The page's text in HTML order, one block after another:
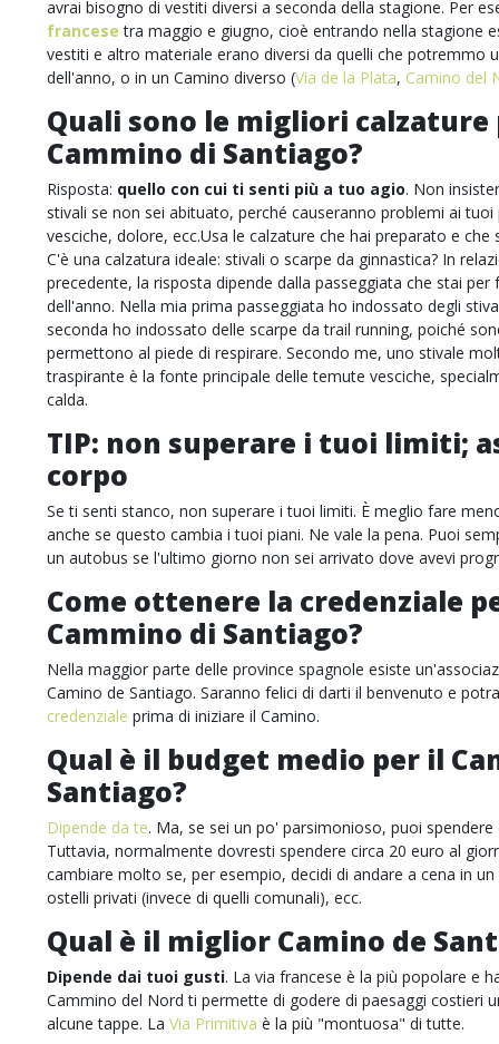
avrai bisogno di vestiti diversi a seconda della stagione. Per
francese tra maggio e giugno, cioè entrando nella stagione
vestiti e altro materiale erano diversi da quelli che potremmo
dell'anno, o in un Camino diverso (Via de la Plata, Camino del
Quali sono le migliori
Cammino di Santiago?
Risposta: quello con cui ti senti più a tuo agio. Non
stivali se non sei abituato, perché causeranno problemi ai
vesciche, dolore, ecc.Usa le calzature che hai preparato e
C'è una calzatura ideale: stivali o scarpe da ginnastica? In
precedente, la risposta dipende dalla passeggiata che stai per
dell'anno. Nella mia prima passeggiata ho indossato degli
seconda ho indossato delle scarpe da trail running, poiché
permettono al piede di respirare. Secondo me, uno stivale
traspirante è la fonte principale delle temute vesciche,
calda.
TIP: non superare i tuoi limiti;
corpo
Se ti senti stanco, non superare i tuoi limiti. È meglio fare
anche se questo cambia i tuoi piani. Ne vale la pena. Puoi
un autobus se l'ultimo giorno non sei arrivato dove avevi
Come ottenere la credenziale
Cammino di Santiago?
Nella maggior parte delle province spagnole esiste
Camino de Santiago. Saranno felici di darti il benvenuto e
credenziale prima di iniziare il Camino.
Qual è il budget medio per il
Santiago?
Dipende da te. Ma, se sei un po' parsimonioso, puoi
Tuttavia, normalmente dovresti spendere circa 20 euro al
cambiare molto se, per esempio, decidi di andare a cena in
ostelli privati (invece di quelli comunali), ecc.
Qual è il miglior Camino de
Dipende dai tuoi gusti. La via francese è la più popolare e
Cammino del Nord ti permette di godere di paesaggi costieri
alcune tappe. La Via Primitiva è la più "montuosa" di tutte.